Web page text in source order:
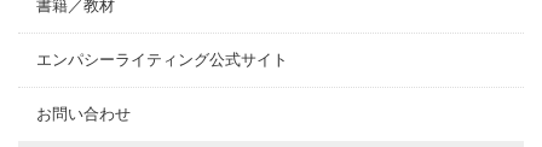
書籍／教材
エンパシーライティング公式サイト
お問い合わせ